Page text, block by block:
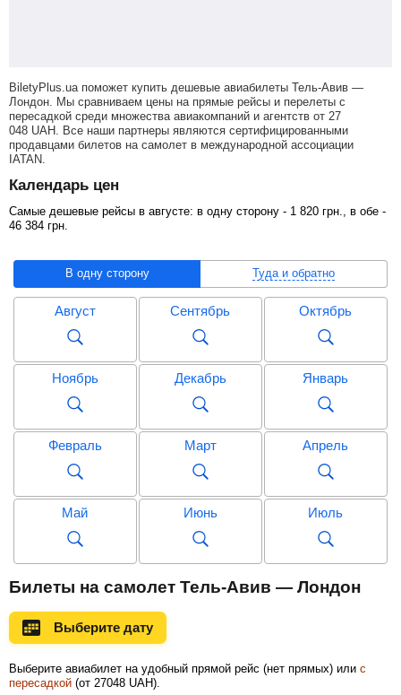
BiletyPlus.ua поможет купить дешевые авиабилеты Тель-Авив —
Лондон. Мы сравниваем цены на прямые рейсы и перелеты с
пересадкой среди множества авиакомпаний и агентств от 27
048 UAH . Все наши партнеры являются сертифицированными
продавцами билетов на самолет в международной ассоциации
IATAN.
Календарь цен
Самые дешевые рейсы в августе: в одну сторону - 1 820 грн ., в обе -
46 384 грн
В одну сторону Туда и обратно
Август Сентябрь Октябрь
Ноябрь Декабрь Январь
Февраль Март Апрель
Май Июнь Июль
Сентябрь Октябрь
Ноябрь
Билеты на самолет Тель-Авив — Лондон
Выберите дату
Выберите авиабилет на удобный прямой рейс (нет прямых) или с
пересадкой (от 27048 UAH).